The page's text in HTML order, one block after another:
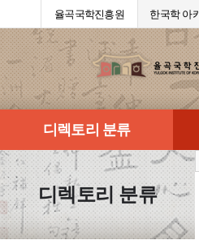
율곡국학진흥원 한국학 아
디렉토리 분류
디렉토리 분류